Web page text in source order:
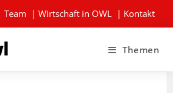
Team | Wirtschaft in OWL | Kontakt
Themen